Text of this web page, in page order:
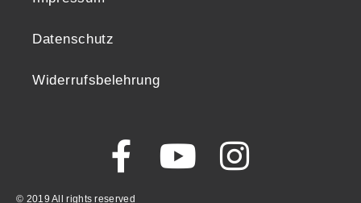
Datenschutz
Widerrufsbelehrung
© 2019 All rights reserved